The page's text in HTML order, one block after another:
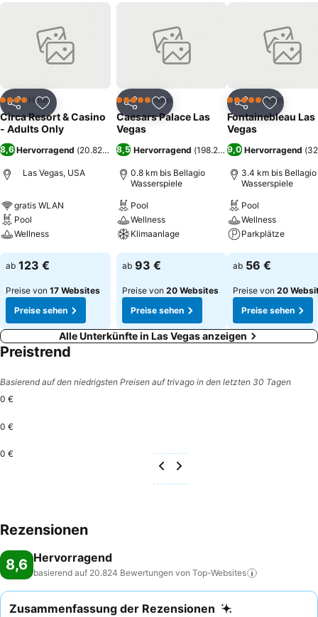
Teilen Zu Favoriten hinzufügen
4 SterneHotel
Circa Resort & Casino
- Adults Only
8,6Hervorragend (20.824 Bewertungen)
Las Vegas, USA
gratis WLAN
Pool
Wellness
Preise sehen
ab 123 €
Preise von 17 Websites
Preise sehen
Teilen Zu Favoriten hinzufügen
5 Sterne Hotel
Caesars Palace Las
Vegas
8,5 Hervorragend (198.231 Bewertungen)
0.8 km bis Bellagio
Wasserspiele
Pool
Wellness
Klimaanlage
Preise sehen
ab 93 €
Preise von 20 Websites
Preise sehen
Teilen Zu
5 Sterne Hotel
Fontainebleau Las
Vegas
9,0 Hervorragend (
3.4 km bis Bellagio
Wasserspiele
Pool
Wellness
Parkplätze
Preise sehen
ab 56 €
Preise von 20
Preise sehen
Alle Unterkünfte in Las Vegas anzeigen
Preistrend
Basierend auf den niedrigsten Preisen auf trivago in den letzten 30 Tagen
0 €
0 €
0 €
Rezensionen
8,6 Hervorragend
basierend auf 20.824 Bewertungen von Top-Websites
Zusammenfassung der Rezensionen